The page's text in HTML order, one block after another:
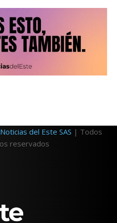
Noticias del Este SAS | Todos
reservados